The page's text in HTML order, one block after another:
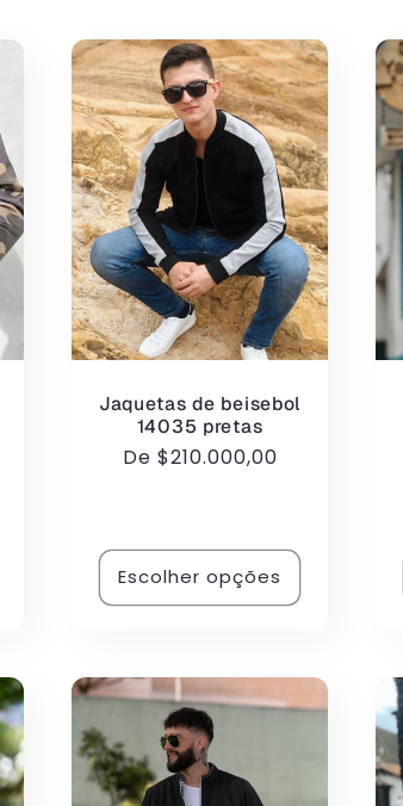
Jaquetas de beisebol
14035 pretas
Preço
De $210.000,00
Escolher opções